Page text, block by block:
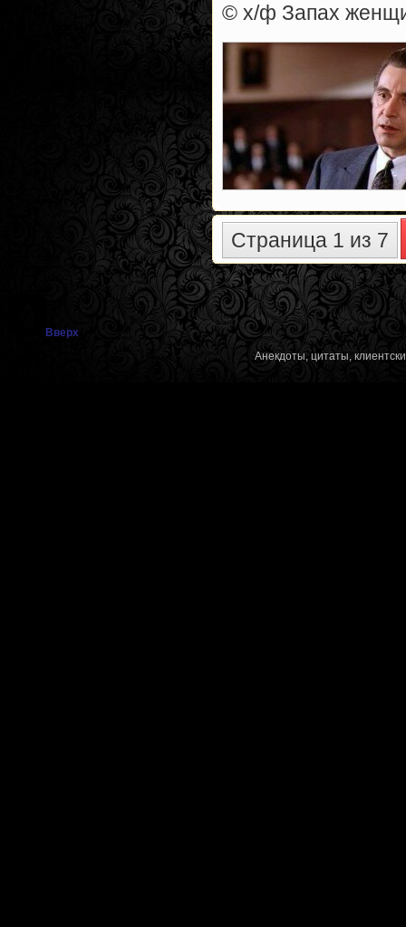
© х/ф Запах
Страница 1 из 7
Вверх
Анекдоты, цитаты,